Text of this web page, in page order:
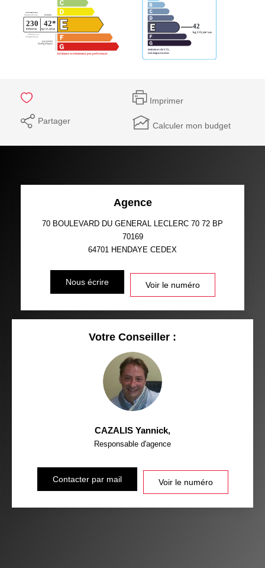
Imprimer
Partager Calculer mon budget
Agence
70 BOULEVARD DU GENERAL LECLERC 70 72 BP
70169
64701 HENDAYE CEDEX
Nous écrire Voir le numéro
Votre Conseiller :
CAZALIS Yannick,
Responsable d'agence
Contacter par mail Voir le numéro